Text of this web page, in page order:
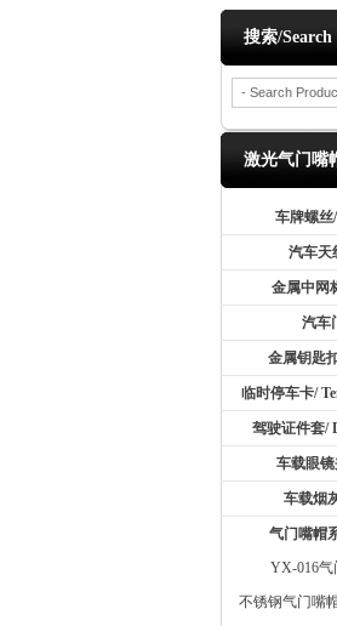
搜索/Search
激光气门嘴
车牌螺丝
汽车天
金属中网
汽车
金属钥匙
临时停车卡/
驾驶证件套/
车载眼镜
车载烟
气门嘴帽
YX-016气
不锈钢气门嘴帽